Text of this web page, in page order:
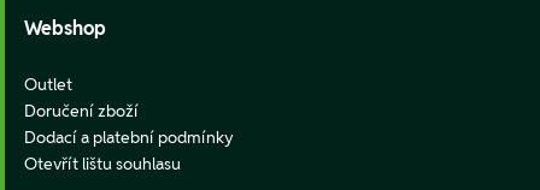
Webshop
Outlet
Doručení zboží
Dodací a platební podmínky
Otevřít lištu souhlasu